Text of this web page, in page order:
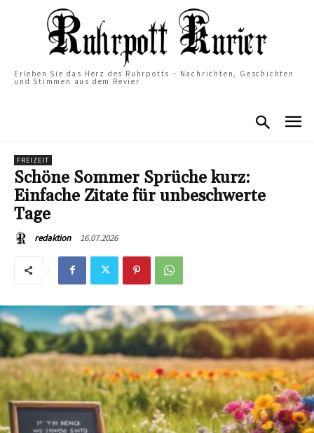
Erleben Sie das Herz des Ruhrpotts – Nachrichten, Geschichten
und Stimmen aus dem Revier
FREIZEIT
Schöne Sommer Sprüche kurz:
Einfache Zitate für unbeschwerte
Tage
redaktion 16.07.2026